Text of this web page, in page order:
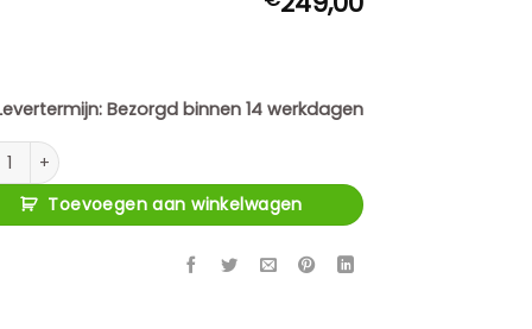
Bezorgd binnen 14 werkdagen
Denver Zwart Mangohout 145 cm aantal
Toevoegen aan winkelwagen